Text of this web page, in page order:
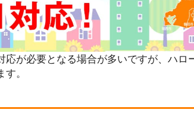
が必要となる場合が多いですが、ハ
。